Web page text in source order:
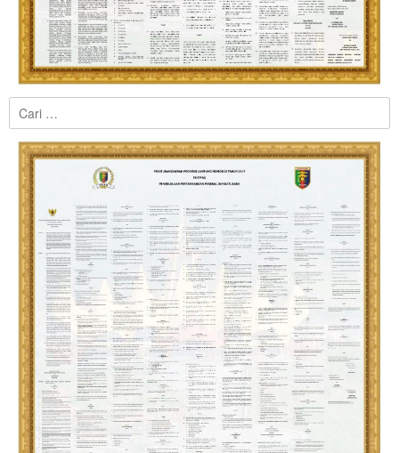
Cari
untuk: